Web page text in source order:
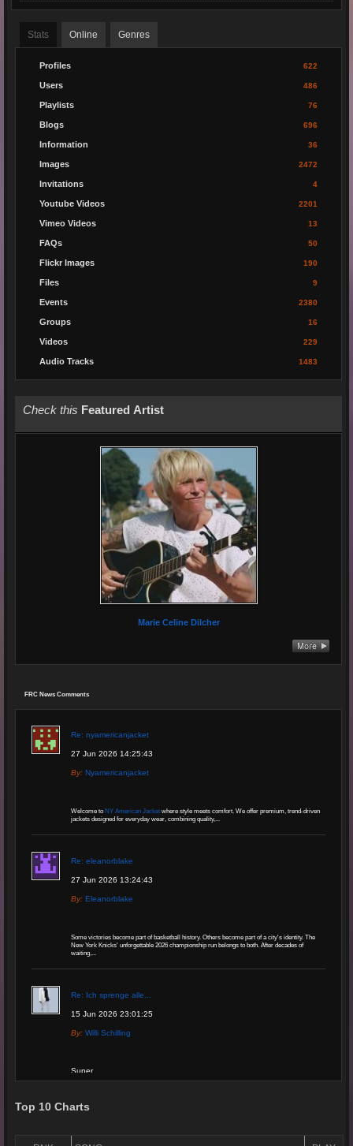
Stats Online Genres
Profiles 622
Users 486
Playlists 76
Blogs 696
Information 36
Images 2472
Invitations 4
Youtube Videos 2201
Vimeo Videos 13
FAQs 50
Flickr Images 190
Files 9
Events 2380
Groups 16
Videos 229
Audio Tracks 1483
Check this Featured Artist
Marie Celine Dilcher
FRC News Comments
Re: nyamericanjacket
27 Jun 2026 14:25:43
By: Nyamericanjacket
Welcome to NY American Jacket where style meets comfort. We offer premium, trend-driven
jackets designed for everyday wear, combining quality,...
Re: eleanorblake
27 Jun 2026 13:24:43
By: Eleanorblake
Some victories become part of basketball history. Others become part of a city's identity. The
New York Knicks' unforgettable 2026 championship run belongs to both. After decades of
waiting,...
Re: Ich sprenge alle...
15 Jun 2026 23:01:25
By: Willi Schilling
Super
Re: Grow Instagram
Top 10 Charts